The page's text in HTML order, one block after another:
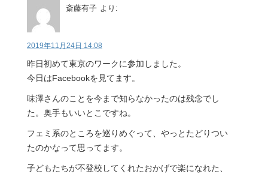
斎藤有子 より:
2019年11月24日 14:08
昨日初めて東京のワークに参加しました。
今日はFacebookを見てます。
味澤さんのことを今まで知らなかったのは残念でし
た。奥手もいいとこですね。
フェミ系のところを巡りめぐって、やっとたどりつい
たのかなって思ってます。
子どもたちが不登校してくれたおかげで楽になれた、